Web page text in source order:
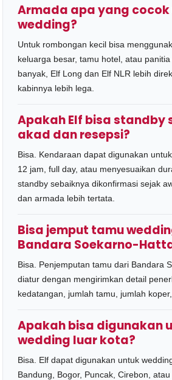
Armada apa yang
wedding?
Untuk rombongan kecil bisa
keluarga besar, tamu hotel, atau
banyak, Elf Long dan Elf NLR lebih
kabinnya lebih lega.
Apakah Elf bisa standby
akad dan resepsi?
Bisa. Kendaraan dapat digunakan
12 jam, full day, atau menyesuaikan
standby sebaiknya dikonfirmasi sejak
dan armada lebih tertata.
Bisa jemput tamu
Bandara Soekarno-
Bisa. Penjemputan tamu dari Bandara
diatur dengan mengirimkan detail
kedatangan, jumlah tamu, jumlah
Apakah bisa digunakan
wedding luar kota?
Bisa. Elf dapat digunakan untuk
Bandung, Bogor, Puncak, Cirebon,